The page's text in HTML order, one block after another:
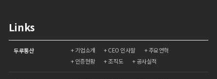
Links
두루통산 기업소개 CEO 인사말
주요연혁
인증현황
조직도 공사실적